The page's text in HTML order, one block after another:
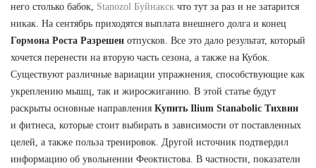
него столько бабок, Stanozol Буйнакск что тут за раз и не затарится
никак. На сентябрь приходятся выплата внешнего долга и конец
Гормона Роста Разрешен отпусков. Все это дало результат, который
хочется перенести на вторую часть сезона, а также на Кубок.
Существуют различные вариации упражнения, способствующие как
укреплению мышц, так и жиросжиганию. В этой статье будут
раскрыты основные направления Купить Ilium Stanabolic Тихвин
и фитнеса, которые стоит выбирать в зависимости от поставленных
целей, а также польза тренировок. Другой источник подтвердил
информацию об увольнении Феоктистова. В частности, показатели